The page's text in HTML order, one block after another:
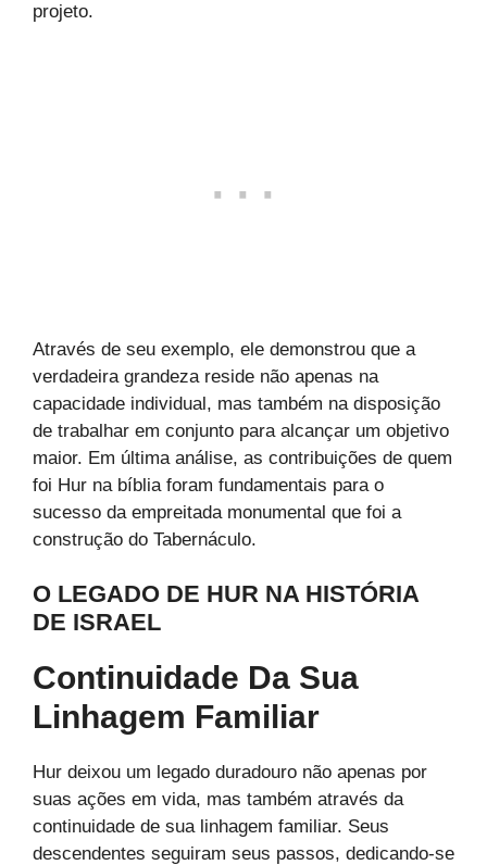
projeto.
Através de seu exemplo, ele demonstrou que a
verdadeira grandeza reside não apenas na
capacidade individual, mas também na disposição
de trabalhar em conjunto para alcançar um objetivo
maior. Em última análise, as contribuições de quem
foi Hur na bíblia foram fundamentais para o
sucesso da empreitada monumental que foi a
construção do Tabernáculo.
O LEGADO DE HUR NA HISTÓRIA
DE ISRAEL
Continuidade Da Sua
Linhagem Familiar
Hur deixou um legado duradouro não apenas por
suas ações em vida, mas também através da
continuidade de sua linhagem familiar. Seus
descendentes seguiram seus passos, dedicando-se